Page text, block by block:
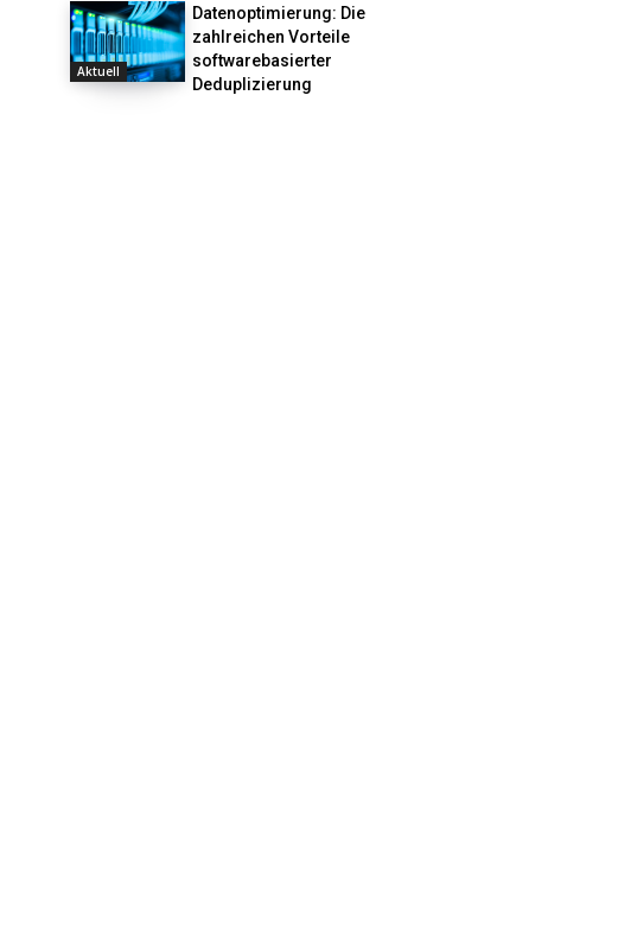
Aktuell
Datenoptimierung: Die
zahlreichen Vorteile
softwarebasierter
Deduplizierung